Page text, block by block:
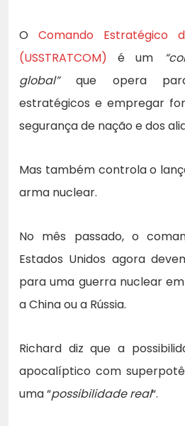
O Comando Estratégico
(USSTRATCOM) é um
global”que opera
estratégicos e empregar
segurança de nação e dos
Mas também controla o
arma nuclear.
No mês passado, o
Estados Unidos agora
para uma guerra nuclear
a China ou a Rússia.
Richard diz que a
apocalíptico com
uma “possibilidade real“.